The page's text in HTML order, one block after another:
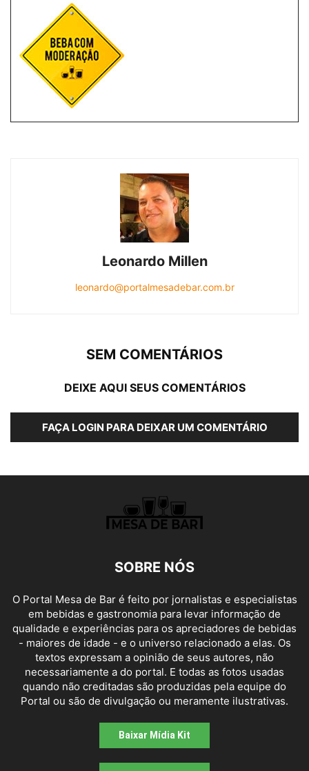
Leonardo Millen
leonardo@portalmesadebar.com.br
SEM COMENTÁRIOS
DEIXE AQUI SEUS COMENTÁRIOS
FAÇA LOGIN PARA DEIXAR UM COMENTÁRIO
SOBRE NÓS
O Portal Mesa de Bar é feito por jornalistas e especialistas
em bebidas e gastronomia para levar informação de
qualidade e experiências para os apreciadores de bebidas
- maiores de idade - e o universo relacionado a elas. Os
textos expressam a opinião de seus autores, não
necessariamente a do portal. E todas as fotos usadas
quando não creditadas são produzidas pela equipe do
Portal ou são de divulgação ou meramente ilustrativas.
Baixar Mídia Kit